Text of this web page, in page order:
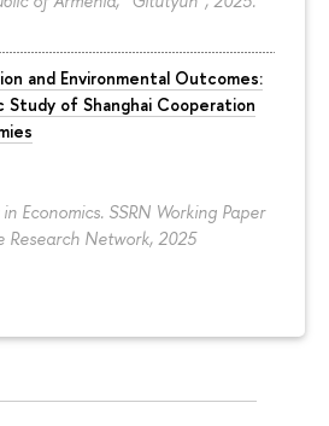
and Environmental Outcomes:
Study of Shanghai Cooperation
Economics. SSRN Working Paper
Research Network, 2025